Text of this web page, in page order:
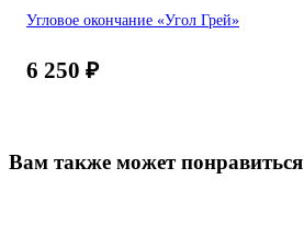
Угловое окончание «Угол Грей»
6 250 ₽
Вам также может понравиться